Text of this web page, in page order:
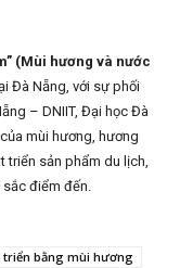
(Mùi hương và nước
Đà Nẵng, với sự phối
– DNIIT, Đại học Đà
mùi hương, hương
triển sản phẩm du lịch,
điểm đến.
triển bằng mùi hương